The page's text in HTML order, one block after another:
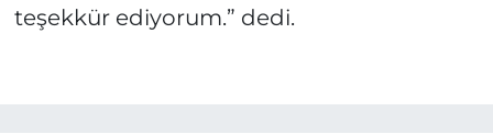
teşekkür ediyorum.” dedi.